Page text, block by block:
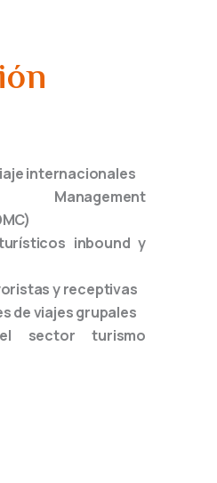
internacionales
Management
inbound y
y receptivas
de viajes grupales
sector turismo